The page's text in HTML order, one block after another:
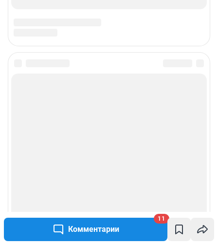
Комментарии
11